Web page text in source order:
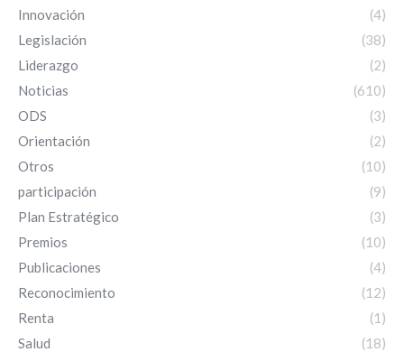
Innovación
(4)
Legislación
(38)
Liderazgo
(2)
Noticias
(610)
ODS
(3)
Orientación
(2)
Otros
(10)
participación
(9)
Plan Estratégico
(3)
Premios
(10)
Publicaciones
(4)
Reconocimiento
(12)
Renta
(1)
Salud
(18)